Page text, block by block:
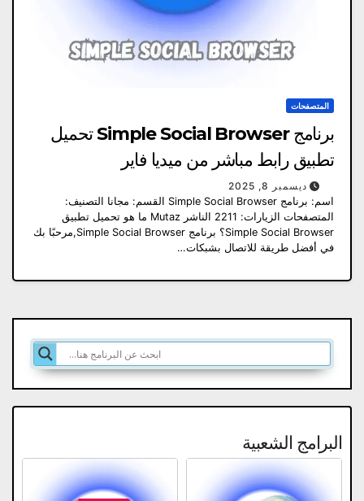
المتصفحات
برنامج Simple Social Browser تحميل
تطبيق رابط مباشر من ميديا ​​فاير
ديسمبر 8, 2025
اسم: برنامج Simple Social Browser القسم: مجانا التصنيف:
المتصفحات الزيارات: 2211 الناشر Mutaz ما هو تحميل تطبيق
Simple Social Browser؟ برنامج Simple Social Browser,مرحبًا بك
في أفضل طريقة للاتصال بشبكات…
البرامج الشعبية